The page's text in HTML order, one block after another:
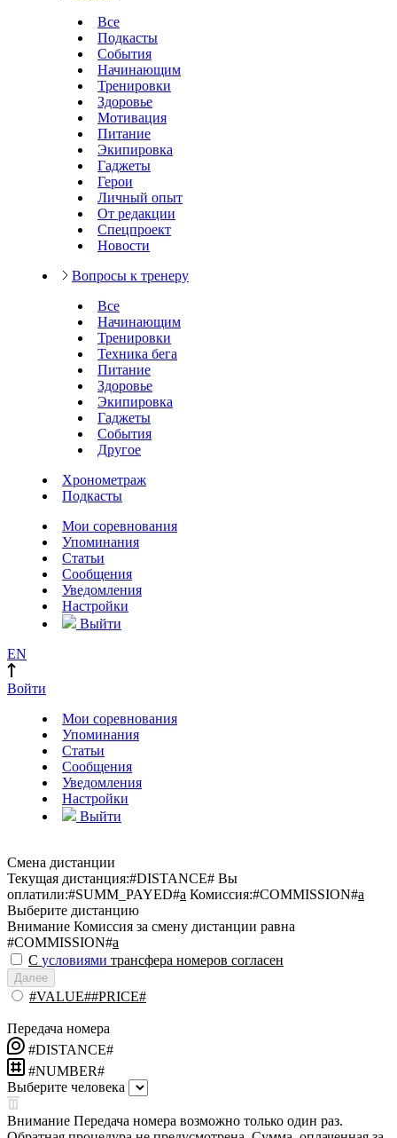
Все
Подкасты
События
Начинающим
Тренировки
Здоровье
Мотивация
Питание
Экипировка
Гаджеты
Герои
Личный опыт
От редакции
Спецпроект
Новости
Вопросы к тренеру
Все
Начинающим
Тренировки
Техника бега
Питание
Здоровье
Экипировка
Гаджеты
События
Другое
Хронометраж
Подкасты
Мои соревнования
Упоминания
Статьи
Сообщения
Уведомления
Настройки
Выйти
EN
Войти
Мои соревнования
Упоминания
Статьи
Сообщения
Уведомления
Настройки
Выйти
Смена дистанции
Текущая дистанция:#DISTANCE# Вы
оплатили:#SUMM_PAYED#a Комиссия:#COMMISSION#a
Выберите дистанцию
Внимание Комиссия за смену дистанции равна
#COMMISSION#a
С условиями трансфера номеров согласен
Далее
#VALUE##PRICE#
Передача номера
#DISTANCE#
#NUMBER#
Выберите человека
Внимание Передача номера возможно только один раз.